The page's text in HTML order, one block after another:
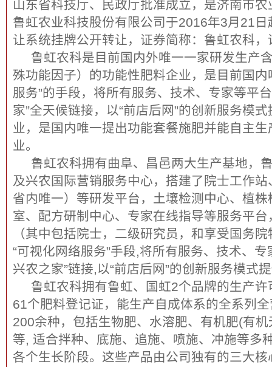
山东省科技厅、民政厅批准成立，是济南市
鲁虹农业科技股份有限公司于2016年3月21
让系统挂牌公开转让，证券简称：鲁虹农科
鲁虹农科是目前国内外唯一一家研发生产
殊功能因子）的功能性肥料企业，是目前国内
服务”的手段，将所有服务、技术、专家等平
家”全天候链接，以“前店后网”的创新服务模
业，是国内唯一提出功能套餐施肥并能自主
业。
鲁虹农科拥有曲阜、昌邑两大生产基地，
及兴农国际营销服务中心，搭建了院士工作
省内唯一）等研发平台，土壤检测中心、植
室、配方研制中心、专家在线指导等服务平
（其中包括院士，二级研究员，和享受国务
“可视化网络服务”手段,将所有服务、技术、专
兴农之家”链接,以“前店后网”的创新服务模式
鲁虹农科拥有鲁虹、国虹2个品牌的生产许
61个肥料登记证，能生产自成体系的全系列
200余种，包括生物肥、水溶肥、有机肥(有
等, 适合拌种、底施、追施、喷施、冲施等多
各个生长阶段。这些产品由公司独有的三大